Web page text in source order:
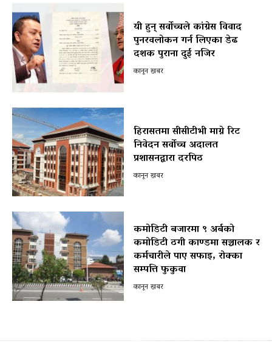
यी हुन् सर्वोच्चले कांग्रेस विवाद
पुनरवलोकन गर्न लिएका डेढ
दशक पुराना दुई नजिर
कानून खबर
हिरासतमा सीसीटीभी माग्ने रिट
निवेदन सर्वोच्च अदालत
प्रशासनद्वारा दरपिठ
कानून खबर
कमोडिटी बजारमा ९ अर्बको
कमोडिटी ठगी काण्डमा सञ्चालक र
कर्मचारीले पाए सफाइ, रोक्का
सम्पत्ति फुकुवा
कानून खबर